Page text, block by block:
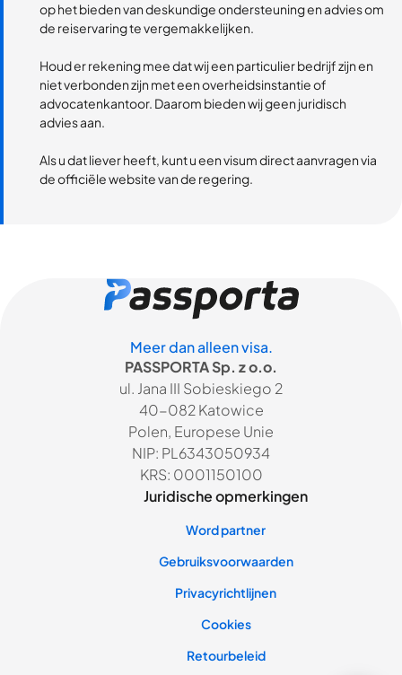
op het bieden van deskundige ondersteuning en advies om
de reiservaring te vergemakkelijken.
Houd er rekening mee dat wij een particulier bedrijf zijn en
niet verbonden zijn met een overheidsinstantie of
advocatenkantoor. Daarom bieden wij geen juridisch
advies aan.
Als u dat liever heeft, kunt u een visum direct aanvragen via
de officiële website van de regering.
Meer dan alleen visa.
PASSPORTA Sp. z o.o.
ul. Jana III Sobieskiego 2
40-082 Katowice
Polen, Europese Unie
NIP: PL6343050934
KRS: 0001150100
Juridische opmerkingen
Word partner
Gebruiksvoorwaarden
Privacyrichtlijnen
Cookies
Retourbeleid